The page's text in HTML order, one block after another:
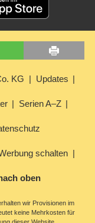
KG Updates
Serien A–Z
schalten
oben
wir Provisionen im
keine Mehrkosten für